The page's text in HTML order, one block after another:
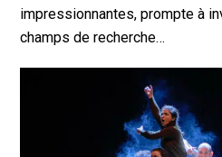
impressionnantes, prompte à
champs de recherche…